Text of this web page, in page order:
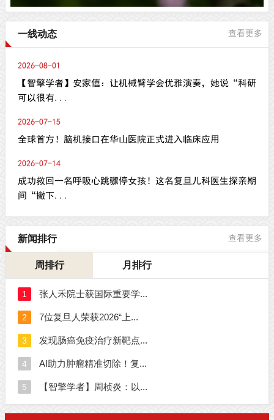
一线动态 查看更多
2026-08-01
【智擎学者】安家僖：让机械臂学会优雅演奏，她说“科研
可以很有...
2026-07-15
全球首方！脑机接口在华山医院正式进入临床应用
2026-07-14
成功救回一名呼吸心跳骤停女孩！这名复旦儿科医生探亲期
间“撇下...
新闻排行 查看更多
周排行 月排行